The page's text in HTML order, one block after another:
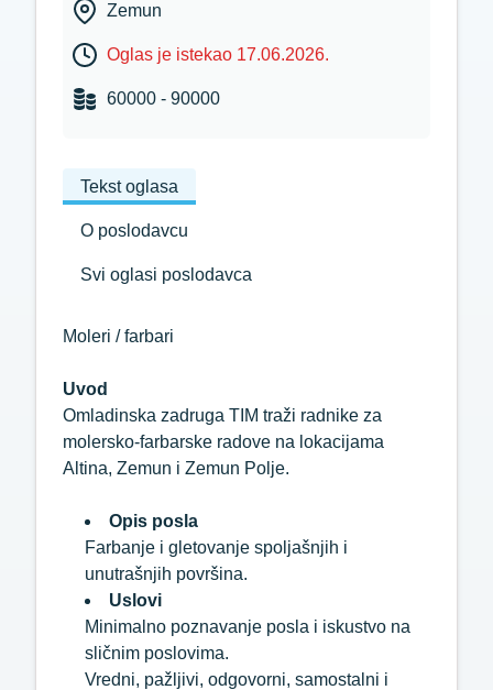
Zemun
Oglas je istekao 17.06.2026.
60000 - 90000
Tekst oglasa
O poslodavcu
Svi oglasi poslodavca
Moleri / farbari
Uvod
Omladinska zadruga TIM traži radnike za
molersko-farbarske radove na lokacijama
Altina, Zemun i Zemun Polje.
Opis posla
Farbanje i gletovanje spoljašnjih i
unutrašnjih površina.
Uslovi
Minimalno poznavanje posla i iskustvo na
sličnim poslovima.
Vredni, pažljivi, odgovorni, samostalni i